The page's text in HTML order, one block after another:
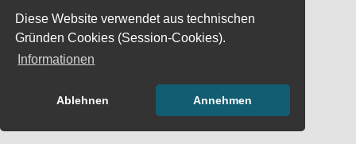
Diese Website verwendet aus technischen
Gründen Cookies (Session-Cookies).
Informationen
Ablehnen Annehmen